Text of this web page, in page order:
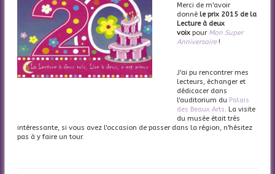
Merci de m'avoir
donné le prix 2015 de la
Lecture à deux
voix pour Mon Super
Anniversaire !
J'ai pu rencontrer mes
lecteurs, échanger et
dédicacer dans
l'auditorium du Palais
des Beaux Arts. La visite
du musée était très
intéressante, si vous avez l'occasion de passer dans la région, n'hésitez
pas à y faire un tour.